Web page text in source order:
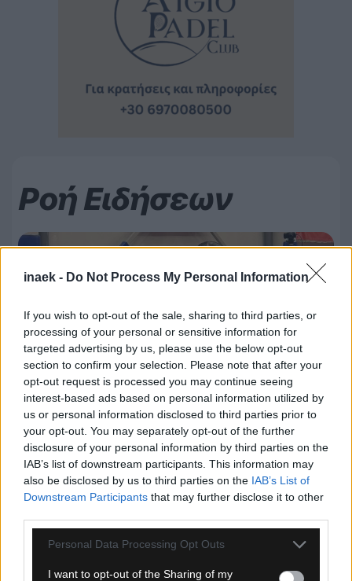
inaek - Do Not Process My Personal Information
If you wish to opt-out of the sale, sharing to third parties, or
processing of your personal or sensitive information for
targeted advertising by us, please use the below opt-out
section to confirm your selection. Please note that after your
opt-out request is processed you may continue seeing
interest-based ads based on personal information utilized by
us or personal information disclosed to third parties prior to
your opt-out. You may separately opt-out of the further
disclosure of your personal information by third parties on the
IAB’s list of downstream participants. This information may
also be disclosed by us to third parties on the IAB’s List of
Downstream Participants that may further disclose it to other
Please note that this website/app uses one or more Google
not limited to your visit or usage behaviour. You may click to
Personal Data Processing Opt Outs
I want to opt-out of the Sharing of my
Ροή Ειδήσεων
08.08.2026, 14:15
Ασημένιο μετάλλιο για τη Στέλλα Τζαρίδου στο